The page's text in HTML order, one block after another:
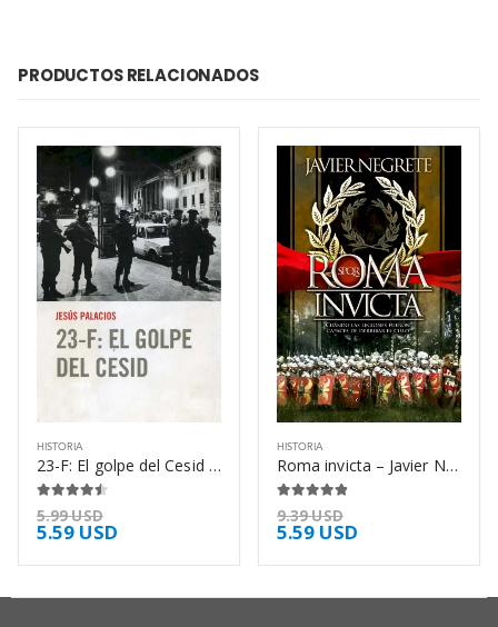
PRODUCTOS RELACIONADOS
HISTORIA
23-F: El golpe del Cesid – Jesús Palacios
5.99USD
5.59 USD
HISTORIA
Roma invicta – Javier Negrete
9.39USD
5.59 USD